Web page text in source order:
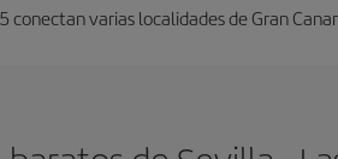
varias localidades de Gran